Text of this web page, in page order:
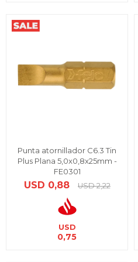
Punta atornillador C6.3 Tin
Plus Plana 5,0x0,8x25mm -
FE0301
USD 0,88 USD 2,22
USD
0,75